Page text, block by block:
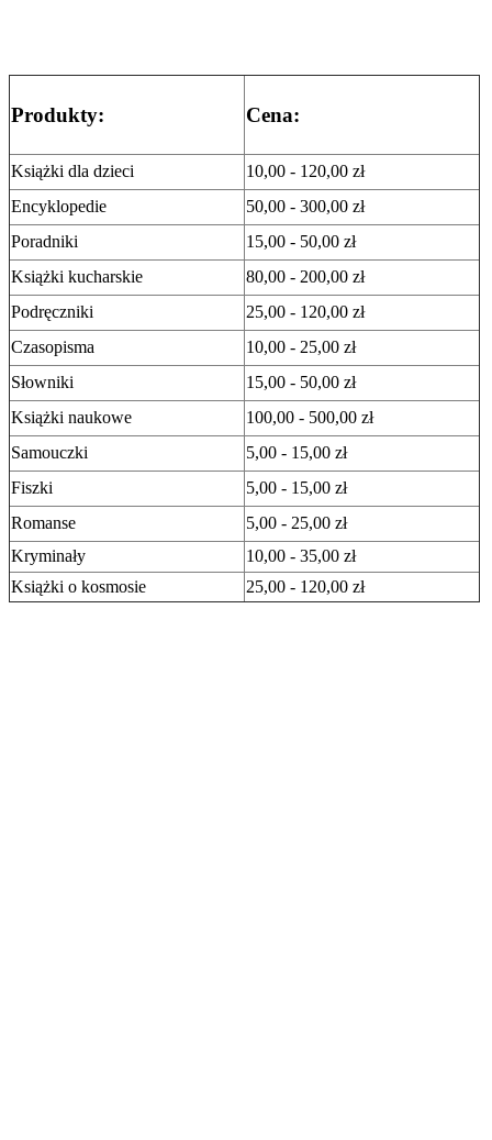
Produkty: Cena:
Książki dla dzieci
10,00 - 120,00 zł
Encyklopedie
50,00 - 300,00 zł
Poradniki
15,00 - 50,00 zł
Książki kucharskie
80,00 - 200,00 zł
Podręczniki
25,00 - 120,00 zł
Czasopisma
10,00 - 25,00 zł
Słowniki
15,00 - 50,00 zł
Książki naukowe
100,00 - 500,00 zł
Samouczki
5,00 - 15,00 zł
Fiszki
5,00 - 15,00 zł
Romanse
5,00 - 25,00 zł
Kryminały
10,00 - 35,00 zł
Książki o kosmosie
25,00 - 120,00 zł